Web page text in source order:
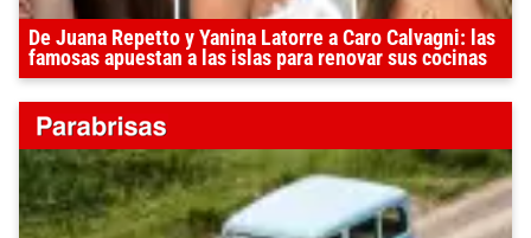
De Juana Repetto y Yanina Latorre a Caro Calvagni: las
famosas apuestan a las islas para renovar sus cocinas